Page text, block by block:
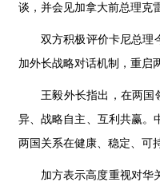
谈，并会见加拿大前总理克
双方积极评价卡尼总理
加外长战略对话机制，重启
王毅外长指出，在两
异、战略自主、互利共赢。
两国关系在健康、稳定、可
加方表示高度重视对华